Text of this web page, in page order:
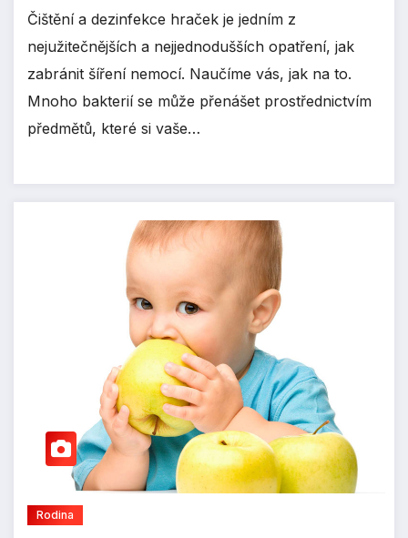
Čištění a dezinfekce hraček je jedním z
nejužitečnějších a nejjednodušších opatření, jak
zabránit šíření nemocí. Naučíme vás, jak na to.
Mnoho bakterií se může přenášet prostřednictvím
předmětů, které si vaše…
Rodina